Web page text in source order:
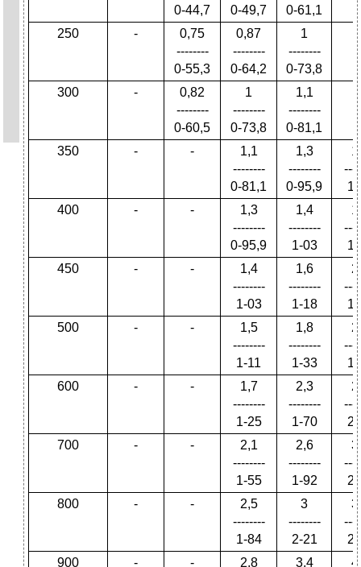
0-44,7
0-49,7
0-61,1
250 -
0,75
--------
0-55,3
0,87
--------
0-64,2
1
--------
0-73,8
300 -
0,82
--------
0-60,5
1
--------
0-73,8
1,1
--------
0-81,1
350 - -
1,1
--------
0-81,1
1,3
--------
0-95,9
400
- -
1,3
--------
0-95,9
1,4
--------
1-03
450
- -
1,4
--------
1-03
1,6
--------
1-18
500
- -
1,5
--------
1-11
1,8
--------
1-33
600
- -
1,7
--------
1-25
2,3
--------
1-70
700
- -
2,1
--------
1-55
2,6
--------
1-92
800
- -
2,5
--------
1-84
3
--------
2-21
900
- -
2,8
3,4